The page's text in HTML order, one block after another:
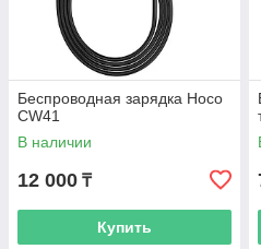
Беспроводная зарядка Hoco
CW41
В наличии
12 000 ₸
Купить